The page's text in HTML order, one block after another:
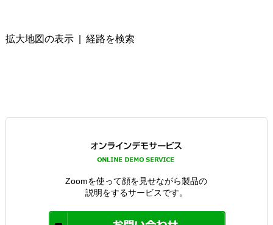
拡大地図の表示| 経路を検索
Zoomを使って顔を見せながら製品の
説明をするサービスです。